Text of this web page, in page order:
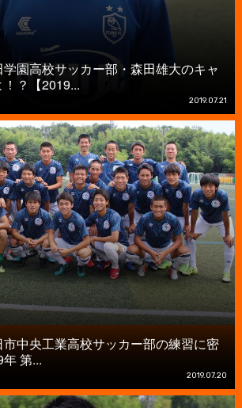
園高校サッカー部・森田雄大のキャ
？【2019...
2019.07.21
中央工業高校サッカー部の練習に密
第...
2019.07.20